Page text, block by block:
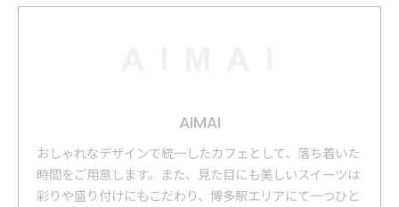
AIMAI
おしゃれなデザインで統一したカフェとして、落ち着いた
時間をご用意します。​また、見た目にも美しいスイーツは
彩りや盛り付けにもこだわり、博多駅エリアにて一つひと